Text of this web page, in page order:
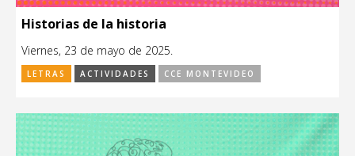
Historias de la historia
Viernes, 23 de mayo de 2025.
LETRAS ACTIVIDADES CCE MONTEVIDEO